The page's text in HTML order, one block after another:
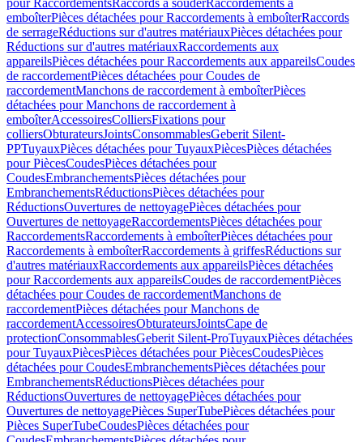
pour RaccordementsRaccords à souderRaccordements à
emboîterPièces détachées pour Raccordements à emboîterRaccords
de serrageRéductions sur d'autres matériauxPièces détachées pour
Réductions sur d'autres matériauxRaccordements aux
appareilsPièces détachées pour Raccordements aux appareilsCoudes
de raccordementPièces détachées pour Coudes de
raccordementManchons de raccordement à emboîterPièces
détachées pour Manchons de raccordement à
emboîterAccessoiresColliersFixations pour
colliersObturateursJointsConsommablesGeberit Silent-
PPTuyauxPièces détachées pour TuyauxPiècesPièces détachées
pour PiècesCoudesPièces détachées pour
CoudesEmbranchementsPièces détachées pour
EmbranchementsRéductionsPièces détachées pour
RéductionsOuvertures de nettoyagePièces détachées pour
Ouvertures de nettoyageRaccordementsPièces détachées pour
RaccordementsRaccordements à emboîterPièces détachées pour
Raccordements à emboîterRaccordements à griffesRéductions sur
d'autres matériauxRaccordements aux appareilsPièces détachées
pour Raccordements aux appareilsCoudes de raccordementPièces
détachées pour Coudes de raccordementManchons de
raccordementPièces détachées pour Manchons de
raccordementAccessoiresObturateursJointsCape de
protectionConsommablesGeberit Silent-ProTuyauxPièces détachées
pour TuyauxPiècesPièces détachées pour PiècesCoudesPièces
détachées pour CoudesEmbranchementsPièces détachées pour
EmbranchementsRéductionsPièces détachées pour
RéductionsOuvertures de nettoyagePièces détachées pour
Ouvertures de nettoyagePièces SuperTubePièces détachées pour
Pièces SuperTubeCoudesPièces détachées pour